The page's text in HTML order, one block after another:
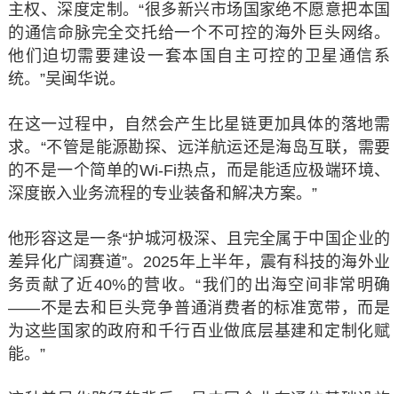
主权、深度定制。“很多新兴市场国家绝不愿意把本国
的通信命脉完全交托给一个不可控的海外巨头网络。
他们迫切需要建设一套本国自主可控的卫星通信系
统。”吴闽华说。
在这一过程中，自然会产生比星链更加具体的落地需
求。“不管是能源勘探、远洋航运还是海岛互联，需要
的不是一个简单的Wi-Fi热点，而是能适应极端环境、
深度嵌入业务流程的专业装备和解决方案。”
他形容这是一条“护城河极深、且完全属于中国企业的
差异化广阔赛道”。2025年上半年，震有科技的海外业
务贡献了近40%的营收。“我们的出海空间非常明确
——不是去和巨头竞争普通消费者的标准宽带，而是
为这些国家的政府和千行百业做底层基建和定制化赋
能。”